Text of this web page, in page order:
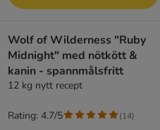
Wolf of Wilderness "Ruby
Midnight" med nötkött &
kanin - spannmålsfritt
12 kg nytt recept
Rating: 4.7/5 (14)